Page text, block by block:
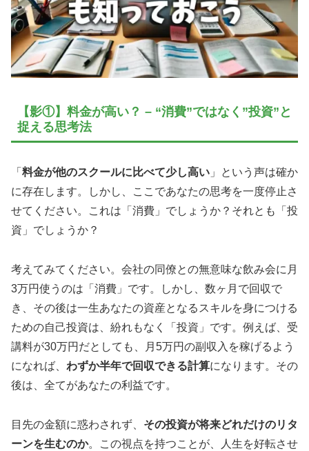
【影①】料金が高い？ – “消費”ではなく”投資”と
捉える思考法
「 料金が他のスクールに比べて少し高い 」という声は確か
に存在します。しかし、ここであなたの思考を一度停止さ
せてください。これは「消費」でしょうか？それとも「投
資」でしょうか？
考えてみてください。会社の同僚との無意味な飲み会に月
3万円使うのは「消費」です。しかし、数ヶ月で回収で
き、その後は一生あなたの資産となるスキルを身につける
ための自己投資は、紛れもなく「投資」です。例えば、受
講料が30万円だとしても、月5万円の副収入を稼げるよう
になれば、 わずか半年で回収できる計算になります。その
後は、全てがあなたの利益です。
目先の金額に惑わされず、 その投資が将来どれだけのリタ
ーンを生むのか。この視点を持つことが、人生を好転させ